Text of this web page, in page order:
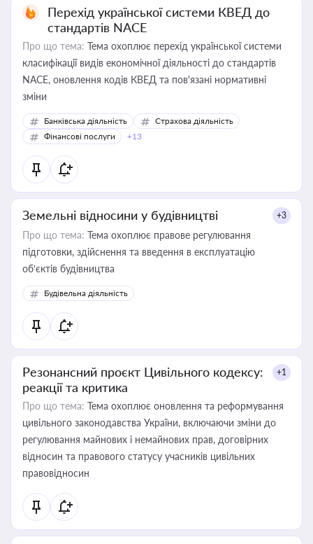
Перехід української системи КВЕД до
стандартів NACE
Про що тема: Тема охоплює перехід української системи
класифікації видів економічної діяльності до стандартів
NACE, оновлення кодів КВЕД та пов'язані нормативні
зміни
Банківська діяльність
Страхова діяльність
Фінансові послуги
+13
Земельні відносини у будівництві +3
Про що тема: Тема охоплює правове регулювання
підготовки, здійснення та введення в експлуатацію
об’єктів будівництва
Будівельна діяльність
Резонансний проєкт Цивільного кодексу:
реакції та критика
+1
Про що тема: Тема охоплює оновлення та реформування
цивільного законодавства України, включаючи зміни до
регулювання майнових і немайнових прав, договірних
відносин та правового статусу учасників цивільних
правовідносин